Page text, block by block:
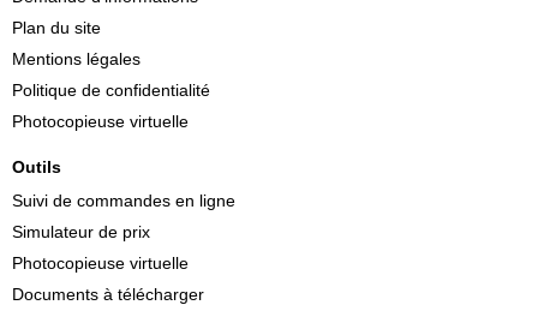
Plan du site
Mentions légales
Politique de confidentialité
Photocopieuse virtuelle
Outils
Suivi de commandes en ligne
Simulateur de prix
Photocopieuse virtuelle
Documents à télécharger